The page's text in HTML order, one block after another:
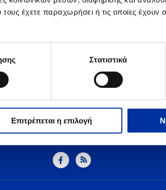
έχετε παραχωρήσει ή τις οποίες έχουν
Στατιστικά
Επιτρέπεται η επιλογή
Διυλιστηρίου Ελευσίνας, συμπεριλαμβανομένου
Α.Ε. διαβεβαιώνει ότι θα τηρηθούν στο
ευρωπαϊκή και ελληνική νομοθεσία, αλλά και
η ασφάλεια των εργαζομένων και της
τις αρμόδιες Αρχές για τις
νέα ενημέρωση, σύμφωνα με τη συνήθη